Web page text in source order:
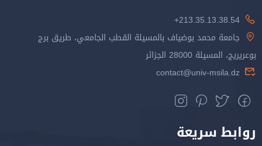
213.35.13.38.54+
جامعة محمد بوضياف بالمسيلة القطب الجامعي، طريق برج
بوعريريج، المسيلة 28000 الجزائر
contact@univ-msila.dz
روابط سريعة